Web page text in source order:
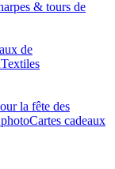
& tours de
de
Textiles
la fête des
Cartes cadeaux